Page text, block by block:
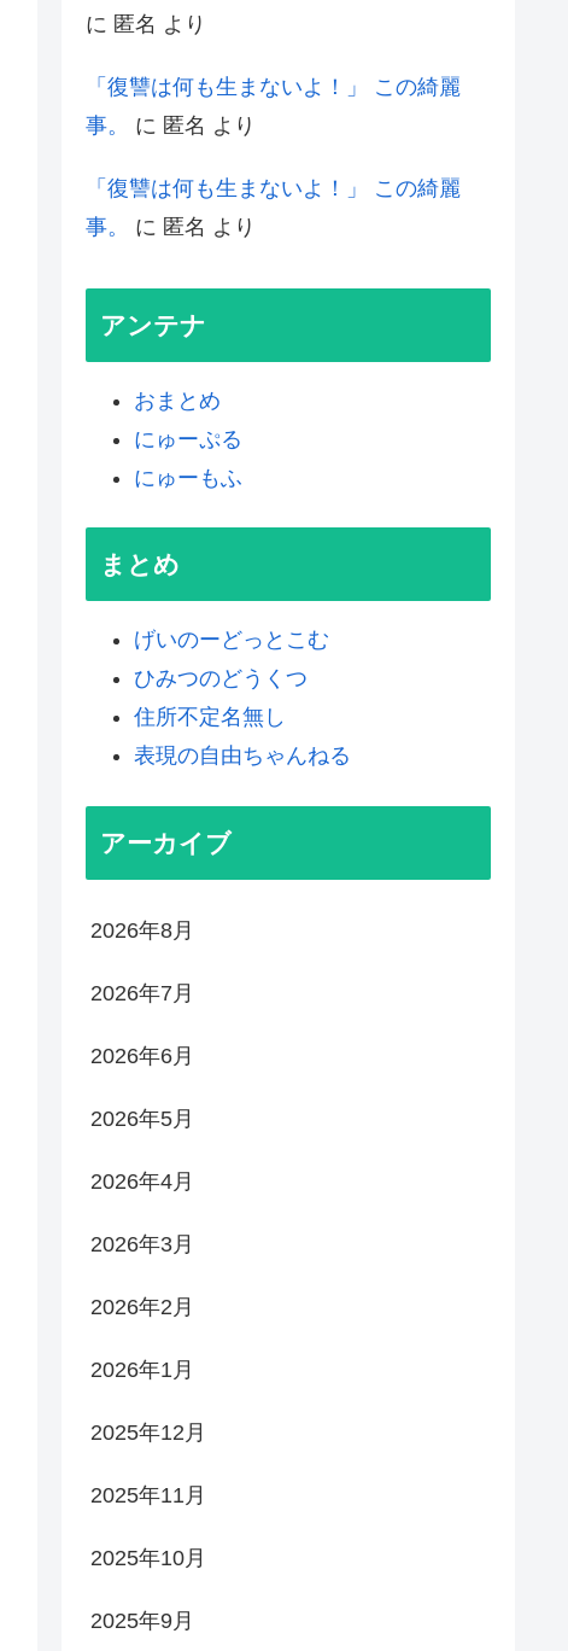
に 匿名 より
「復讐は何も生まないよ！」 この綺麗
事。
に 匿名 より
「復讐は何も生まないよ！」 この綺麗
事。
に 匿名 より
アンテナ
おまとめ
にゅーぷる
にゅーもふ
まとめ
げいのーどっとこむ
ひみつのどうくつ
住所不定名無し
表現の自由ちゃんねる
アーカイブ
2026年8月
2026年7月
2026年6月
2026年5月
2026年4月
2026年3月
2026年2月
2026年1月
2025年12月
2025年11月
2025年10月
2025年9月